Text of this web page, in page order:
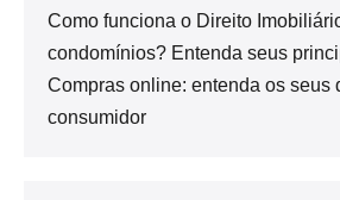
Como funciona o Direito
condomínios? Entenda seus
Compras online: entenda os seus
consumidor